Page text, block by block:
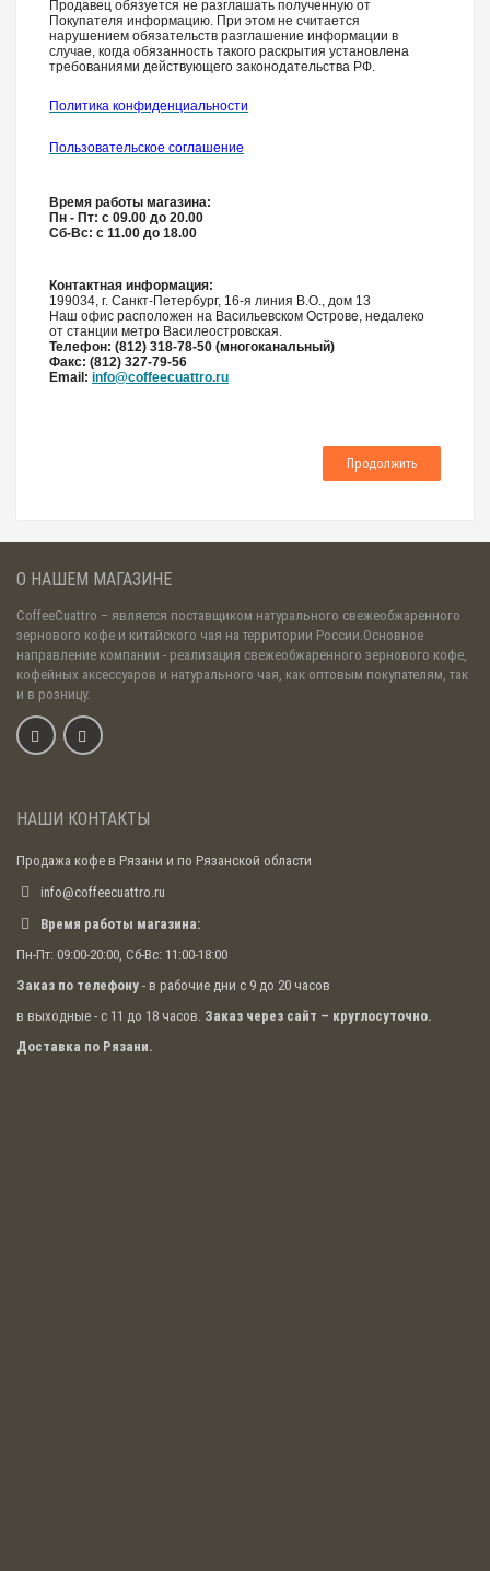
Продавец обязуется не разглашать полученную от
Покупателя информацию. При этом не считается
нарушением обязательств разглашение информации в
случае, когда обязанность такого раскрытия установлена
требованиями действующего законодательства РФ.
Политика конфиденциальности
Пользовательское соглашение
Время работы магазина:
Пн - Пт: с 09.00 до 20.00
Сб-Вс: с 11.00 до 18.00
Контактная информация:
199034, г. Санкт-Петербург, 16-я линия В.О., дом 13
Наш офис расположен на Васильевском Острове, недалеко
от станции метро Василеостровская.
Телефон: (812) 318-78-50 (многоканальный)
Факс: (812) 327-79-56
Email: info@coffeecuattro.ru
Продолжить
О НАШЕМ МАГАЗИНЕ
CoffeeCuattro – является поставщиком натурального свежеобжаренного
зернового кофе и китайского чая на территории России.Основное
направление компании - реализация свежеобжаренного зернового кофе,
кофейных аксессуаров и натурального чая, как оптовым покупателям, так
и в розницу.
НАШИ КОНТАКТЫ
Продажа кофе в Рязани и по Рязанской области
info@coffeecuattro.ru
Время работы магазина:
Пн-Пт: 09:00-20:00, Сб-Вс: 11:00-18:00
Заказ по телефону - в рабочие дни с 9 до 20 часов
в выходные - с 11 до 18 часов. Заказ через сайт – круглосуточно.
Доставка по Рязани.